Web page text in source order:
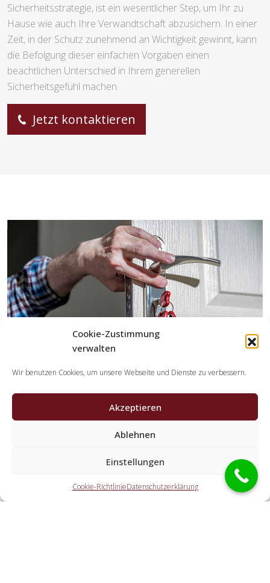
Cookie-Zustimmung
verwalten
Wir benutzen Cookies, um unsere Webseite und Dienste zu verbessern.
Akzeptieren
Ablehnen
Einstellungen
Cookie-RichtlinieDatenschutzerklärung
Sicherheitsstrategie, ist ein wesentlicher Step, um Ihr zu
Hause wie auch Ihre Verwandtschaft abzusichern. In einer
Zeit, in der Schutz zunehmend an Wichtigkeit gewinnt, kann
die Befolgung dieser einfachen Vorgaben einen
beachtlichen Unterschied in Ihrem generellen
Sicherheitsgefühl machen.
Jetzt kontaktieren
Welche Leistungen erledigen die
Die Kooperationspartner übernehmen sämtliche Aufgaben,
welche Sie von einem Schlüsselservice erwarten. Hierzu